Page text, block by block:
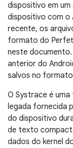
dispositivo em
dispositivo com o
recente, os
formato do
neste
anterior do
salvos no
O Systrace é
legada fornecida
do dispositivo
de texto
dados do kernel